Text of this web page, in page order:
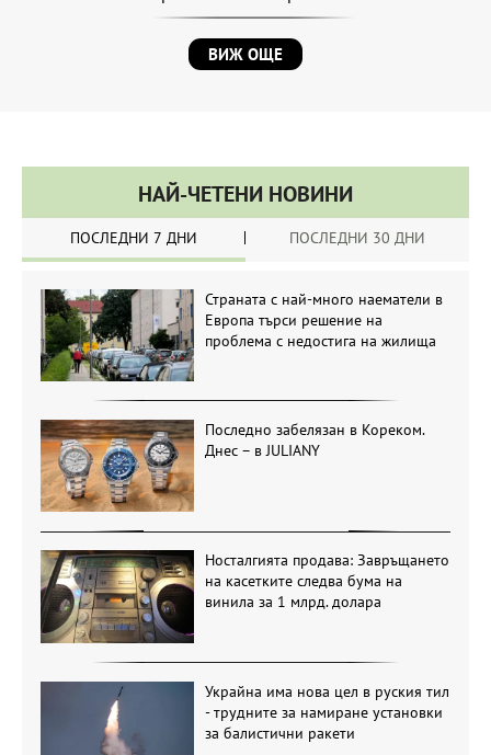
ВИЖ ОЩЕ
НАЙ-ЧЕТЕНИ НОВИНИ
ПОСЛЕДНИ 7 ДНИ ПОСЛЕДНИ 30 ДНИ
Страната с най-много наематели в
Европа търси решение на
проблема с недостига на жилища
Последно забелязан в Кореком.
Днес – в JULIANY
Носталгията продава: Завръщането
на касетките следва бума на
винила за 1 млрд. долара
Украйна има нова цел в руския тил
- трудните за намиране установки
за балистични ракети